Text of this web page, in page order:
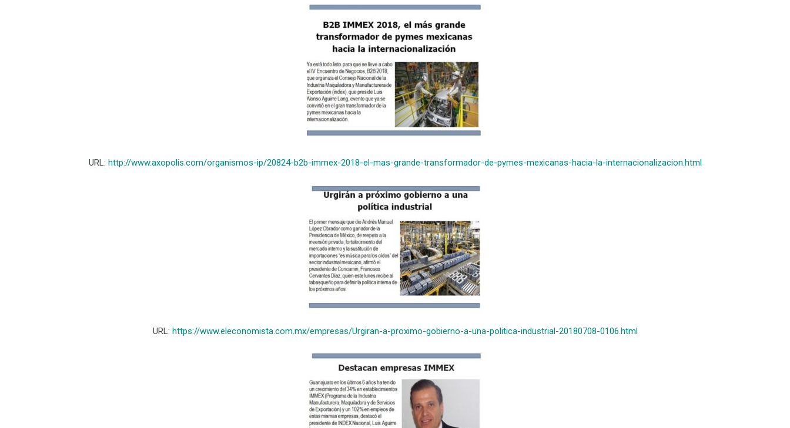
URL: http://www.axopolis.com/organismos-ip/20824-b2b-immex-2018-el-mas-grande-transformador-de-pymes-mexicanas-hacia-la-internacionalizacion.html
URL: https://www.eleconomista.com.mx/empresas/Urgiran-a-proximo-gobierno-a-una-politica-industrial-20180708-0106.html